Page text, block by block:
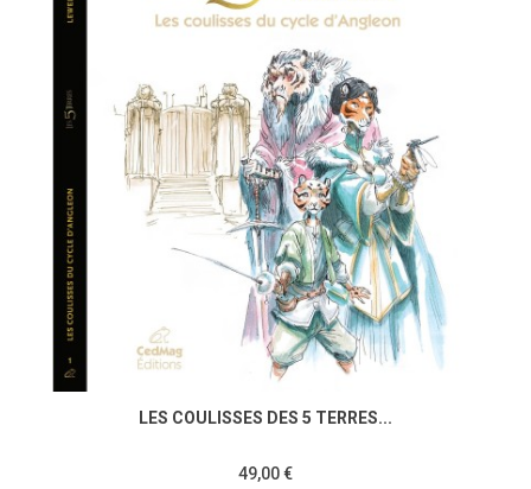
LES COULISSES DES 5 TERRES...
49,00 €